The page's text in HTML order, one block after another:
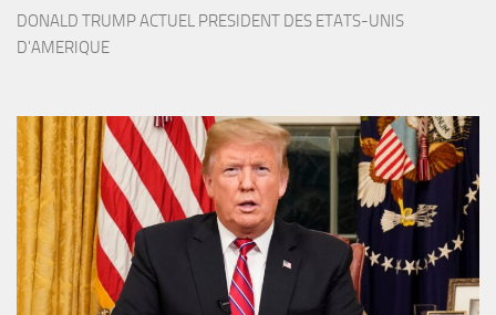
DONALD TRUMP ACTUEL PRESIDENT DES ETATS-UNIS
D'AMERIQUE